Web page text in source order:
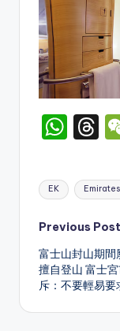
W
a
ts
A
p
p
T
e
a
d
s
Tags:
EK Emirates
Post
Previous Post
富士山封山期間
擅自登山 富士
斥：不要輕易要